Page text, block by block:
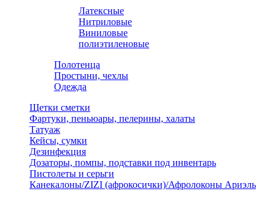
Латексные
Нитриловые
Виниловые
полиэтиленовые
Полотенца
Простыни, чехлы
Одежда
Щетки сметки
Фартуки, пеньюары, пелерины, халаты
Татуаж
Кейсы, сумки
Дезинфекция
Дозаторы, помпы, подставки под инвентарь
Пистолеты и серьги
Канекалоны/ZIZI (афрокосички)/Афролоконы Ариэль